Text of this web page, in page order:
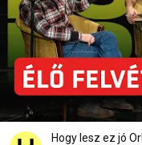
Hogy lesz ez jó